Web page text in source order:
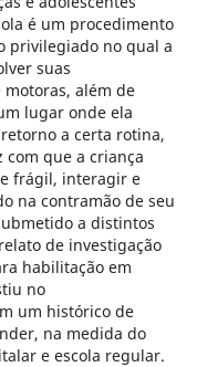
é um procedimento
privilegiado no qual a
suas
além de
lugar onde ela
a certa rotina,
com que a criança
frágil, interagir e
na contramão de seu
a distintos
de investigação
habilitação em
no
um histórico de
na medida do
e escola regular.